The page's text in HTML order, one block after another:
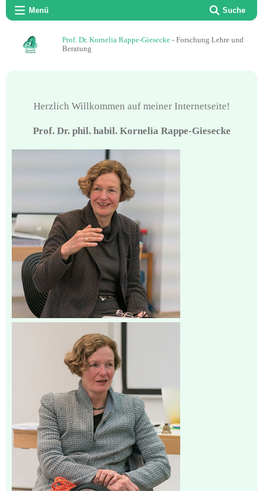
Menü Suche
Prof. Dr. Kornelia Rappe-Giesecke - Forschung Lehre und
Beratung
Herzlich Willkommen auf meiner Internetseite!
Prof. Dr. phil. habil. Kornelia Rappe-Giesecke